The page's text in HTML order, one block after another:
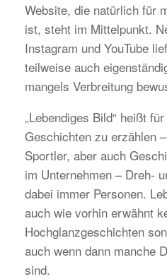
Website, die natürlich für
ist, steht im Mittelpunkt.
Instagram und YouTube
teilweise auch
mangels Verbreitung
„Lebendiges Bild“ heißt
Geschichten zu erzählen
Sportler, aber auch
im Unternehmen – Dreh-
dabei immer Personen.
auch wie vorhin erwähnt
Hochglanzgeschichten
auch wenn dann manche
sind.